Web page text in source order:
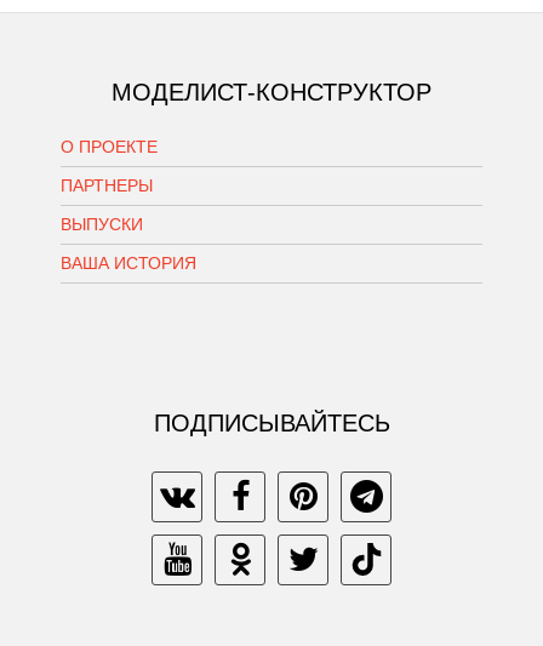
МОДЕЛИСТ-КОНСТРУКТОР
О ПРОЕКТЕ
ПАРТНЕРЫ
ВЫПУСКИ
ВАША ИСТОРИЯ
ПОДПИСЫВАЙТЕСЬ